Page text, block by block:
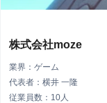
株式会社moze
業界：ゲーム
代表者：横井 一隆
従業員数：10人